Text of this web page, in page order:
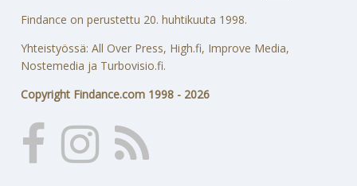
Findance on perustettu 20. huhtikuuta 1998.
Yhteistyössä: All Over Press, High.fi, Improve Media,
Nostemedia ja Turbovisio.fi.
Copyright Findance.com 1998 - 2026